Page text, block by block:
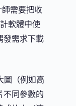
師需要把收
軟體中使
發需求下載
圖（例如高
不同參數的